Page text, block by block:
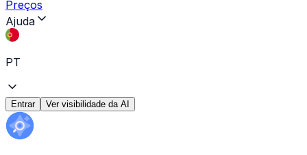
Preços
Ajuda
PT
Entrar Ver visibilidade da AI